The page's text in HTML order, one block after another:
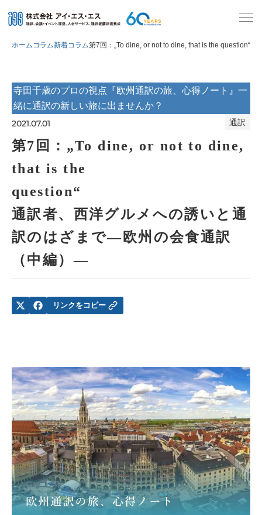
ホームコラム新着コラム第7回：„To dine, or not to dine,
寺田千歳のプロの視点『欧州通訳の旅、心得ノート』一
緒に通訳の新しい旅に出ませんか？
2021.07.01 通訳
第7回：„To dine, or not to dine,
that is the
通訳者、西洋グルメへの誘いと通
訳のはざまで―欧州の会食通訳
（中編）―
リンクをコピー